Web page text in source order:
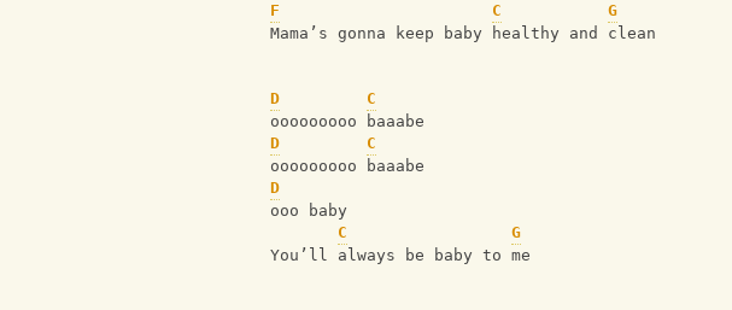
F
C
G
Mama’s gonna keep baby healthy and clean
D
C
ooooooooo baaabe
D
C
ooooooooo baaabe
D
ooo baby
C
G
You’ll always be baby to me